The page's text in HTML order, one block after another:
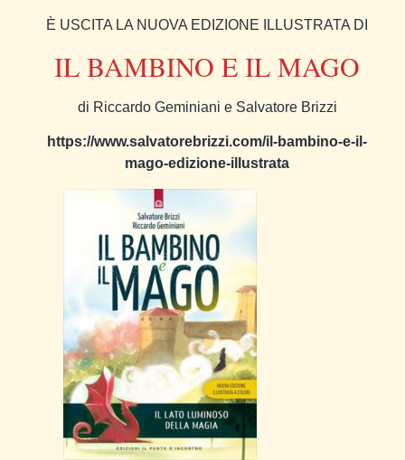
È USCITA LA NUOVA EDIZIONE ILLUSTRATA DI
IL BAMBINO E IL MAGO
di Riccardo Geminiani e Salvatore Brizzi
https://www.salvatorebrizzi.com/il-bambino-e-il-
mago-edizione-illustrata